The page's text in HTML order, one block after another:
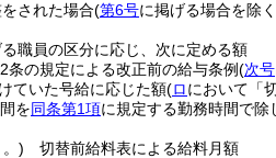
された場合(第6号に掲げる場合を除
職員の区分に応じ、次に定める額
の規定による改正前の給与条例(次号
ていた号給に応じた額(ロにおいて「
を同条第1項に規定する勤務時間で
) 切替前給料表による給料月額